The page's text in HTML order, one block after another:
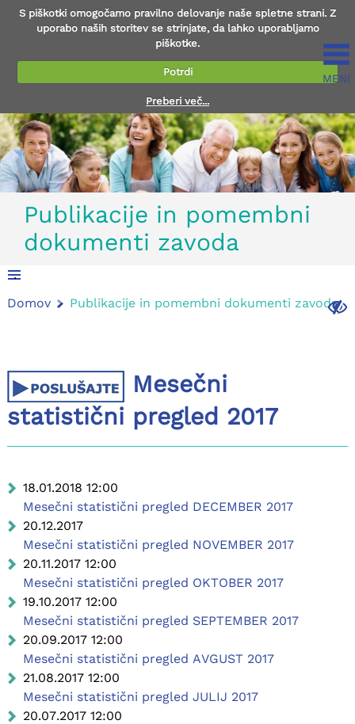
S piškotki omogočamo pravilno delovanje naše spletne strani. Z
uporabo naših storitev se strinjate, da lahko uporabljamo
piškotke.
Potrdi
Preberi več...
MENI
Publikacije in pomembni
dokumenti zavoda
.
.
Domov Publikacije in pomembni dokumenti zavoda
Mesečni
statistični pregled 2017
18.01.2018 12:00
Mesečni statistični pregled DECEMBER 2017
20.12.2017
Mesečni statistični pregled NOVEMBER 2017
20.11.2017 12:00
Mesečni statistični pregled OKTOBER 2017
19.10.2017 12:00
Mesečni statistični pregled SEPTEMBER 2017
20.09.2017 12:00
Mesečni statistični pregled AVGUST 2017
21.08.2017 12:00
Mesečni statistični pregled JULIJ 2017
20.07.2017 12:00